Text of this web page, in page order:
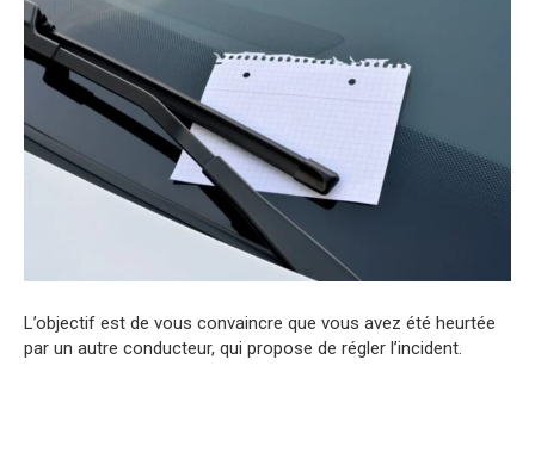
L’objectif est de vous convaincre que vous avez été heurtée
par un autre conducteur, qui propose de régler l’incident.